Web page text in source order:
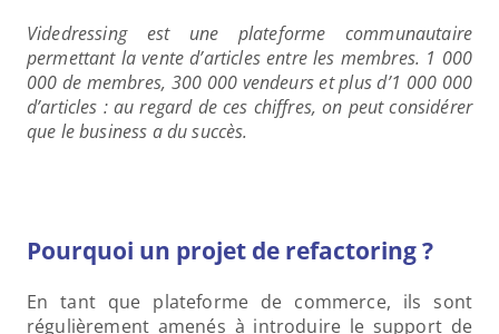
Videdressing est une plateforme communautaire
permettant la vente d’articles entre les membres. 1 000
000 de membres, 300 000 vendeurs et plus d’1 000 000
d’articles : au regard de ces chiffres, on peut considérer
que le business a du succès.
Pourquoi un projet de refactoring ?
En tant que plateforme de commerce, ils sont
régulièrement amenés à introduire le support de